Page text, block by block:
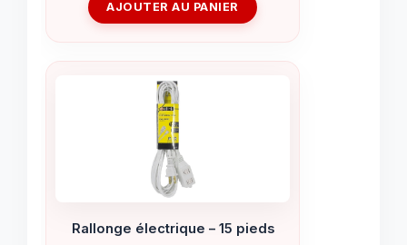
AJOUTER AU PANIER
Rallonge électrique – 15 pieds